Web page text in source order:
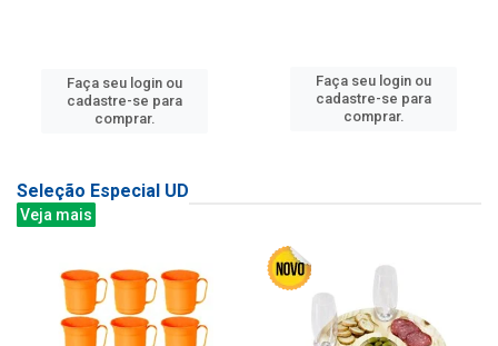
Faça seu login ou
cadastre-se para
comprar.
Faça seu login ou
cadastre-se para
comprar.
Seleção Especial UD
Veja mais